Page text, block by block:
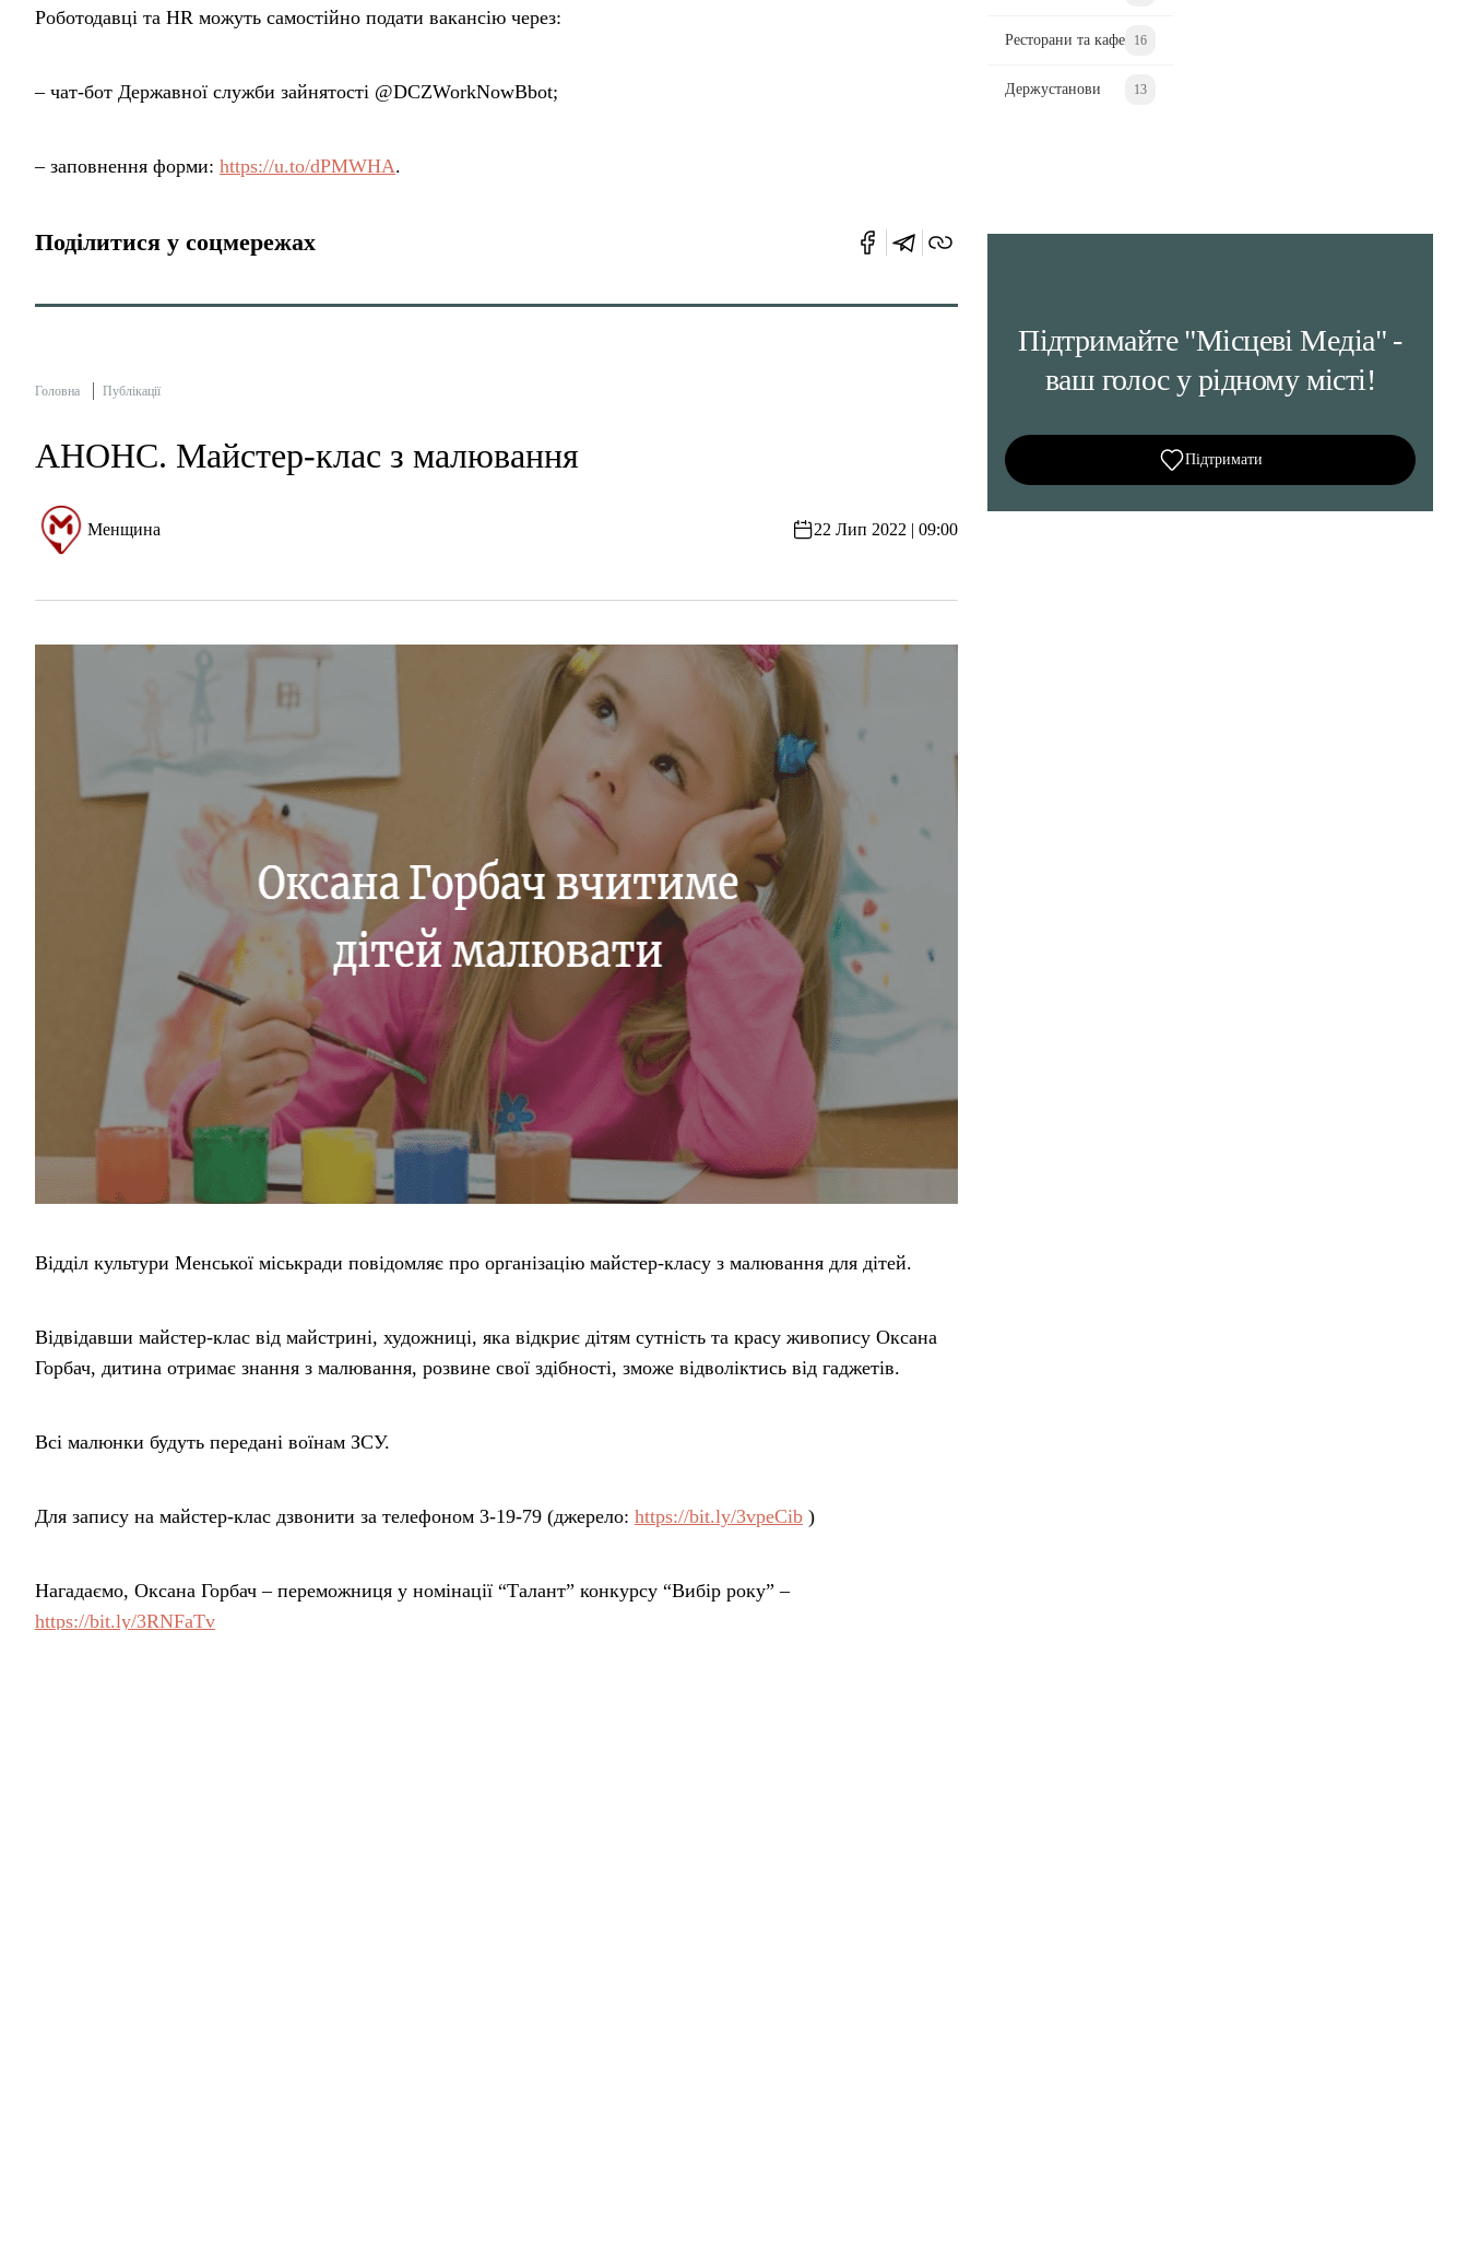
Роботодавці та HR можуть самостійно подати вакансію через:
– чат-бот Державної служби зайнятості @DCZWorkNowBbot;
– заповнення форми: https://u.to/dPMWHA.
Поділитися у соцмережах
Головна Публікації
АНОНС. Майстер-клас з малювання
Менщина 22 Лип 2022 | 09:00
Відділ культури Менської міськради повідомляє про організацію майстер-класу з малювання для дітей.
Відвідавши майстер-клас від майстрині, художниці, яка відкриє дітям сутність та красу живопису Оксана
Горбач, дитина отримає знання з малювання, розвине свої здібності, зможе відволіктись від гаджетів.
Всі малюнки будуть передані воїнам ЗСУ.
Для запису на майстер-клас дзвонити за телефоном 3-19-79 (джерело: https://bit.ly/3vpeCib )
Нагадаємо, Оксана Горбач – переможниця у номінації “Талант” конкурсу “Вибір року” –
https://bit.ly/3RNFaTv
Ресторани та кафе 16
Держустанови 13
Підтримайте "Місцеві Медіа" -
ваш голос у рідному місті!
Підтримати